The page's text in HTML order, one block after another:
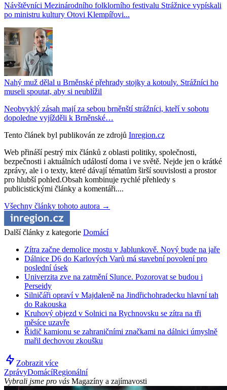
Návštěvníci Mezinárodního folklorního festivalu Strážnice vypískali
po ministru kultury Otovi Klempířovi...
Nahý muž dělal u Brněnské přehrady stojky a kotouly. Strážníci ho
museli spoutat, aby si neublížil
Neobvyklý zásah mají za sebou brněnští strážníci, kteří v sobotu
dopoledne vyjížděli k Brněnské…
Tento článek byl publikován ze zdrojů Inregion.cz
Web přináší pestrý mix článků z oblasti politiky, společnosti,
bezpečnosti i aktuálních událostí doma i ve světě. Nejde jen o krátké
zprávy, ale i o texty, které dávají tématům širší souvislosti a prostor
pro hlubší pohled.Obsah kombinuje rychlé přehledy s
publicistickými články a komentáři....
Všechny články tohoto autora →
Další články z kategorie Domácí
Zítra začne demolice mostu v Jablunkově. Nový bude na jaře
Dálnice D6 do Karlových Varů má stavební povolení pro
poslední úsek
Univerzita zve na zatmění Slunce. Pozorovat se budou i
Perseidy
Silničáři opraví v Majdaleně na Jindřichohradecku hlavní tah
do Rakouska
Kruhový objezd v Solnici na Rychnovsku se zítra na tři
měsíce uzavře
Řidič kamionu se zahraničními značkami na dálnici úmyslně
mařil dechovou zkoušku
Zobrazit více
ZprávyDomácíRegionální
Vybrali jsme pro vás Magazíny a zajímavosti